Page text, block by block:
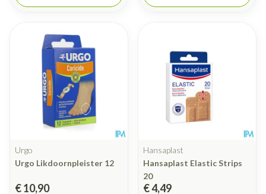
Urgo
Urgo Likdoornpleister 12
€ 10,90
Hansaplast
Hansaplast Elastic Strips
20
€ 4,49